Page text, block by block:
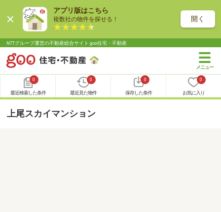
アプリ版はこちら
複数社の物件を探せる！ 開く
NTTグループ運営の不動産総合サイト goo住宅・不動産
0
最近検索した条件
0
最近見た物件
0
保存した条件
0
お気に入り
上尾スカイマンション